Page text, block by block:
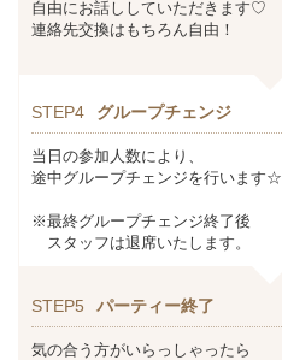
自由にお話ししていただきます♡
連絡先交換はもちろん自由！
STEP4 グループチェンジ
当日の参加人数により、
途中グループチェンジを行います☆
※最終グループチェンジ終了後
スタッフは退席いたします。
STEP5 パーティー終了
気の合う方がいらっしゃったら